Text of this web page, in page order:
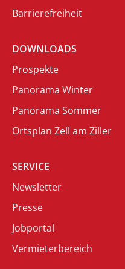
Barrierefreiheit
DOWNLOADS
Prospekte
Panorama Winter
Panorama Sommer
Ortsplan Zell am Ziller
SERVICE
Newsletter
Presse
Jobportal
Vermieterbereich